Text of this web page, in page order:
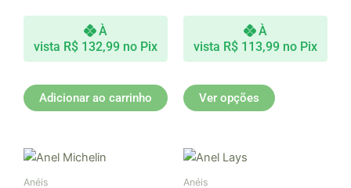
À
vista R$ 132,99 no Pix
Adicionar ao carrinho
À
vista R$ 113,99 no Pix
Ver opções
podem
escolhidas
página
Anéis Anéis